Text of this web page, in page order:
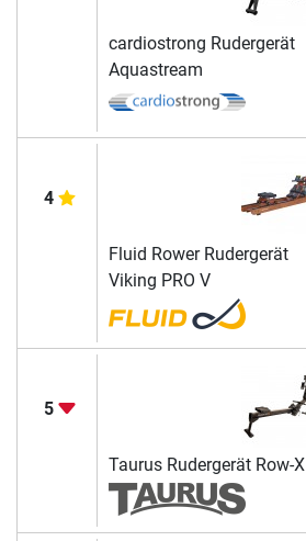
cardiostrong Rudergerät
Aquastream
4
Fluid Rower Rudergerät
Viking PRO V
5
Taurus Rudergerät Row-X